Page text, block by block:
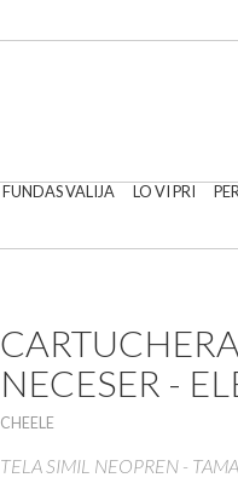
FUNDAS VALIJA LO VI PRI
NECESER -
CHEELE
TELA SIMIL NEOPREN -